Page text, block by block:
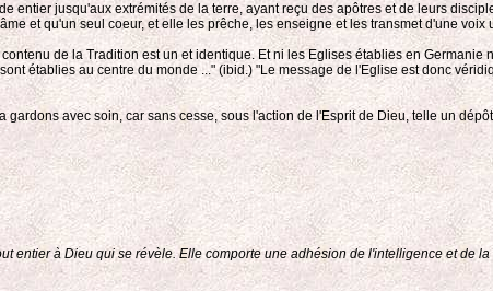
entier jusqu'aux extrémités de la terre, ayant reçu des apôtres et de leurs
et qu'un seul coeur, et elle les prêche, les enseigne et les transmet d'une
de la Tradition est un et identique. Et ni les Eglises établies en
établies au centre du monde ..." (ibid.) "Le message de l'Eglise est donc
avec soin, car sans cesse, sous l'action de l'Esprit de Dieu, telle un
entier à Dieu qui se révèle. Elle comporte une adhésion de l'intelligence et de